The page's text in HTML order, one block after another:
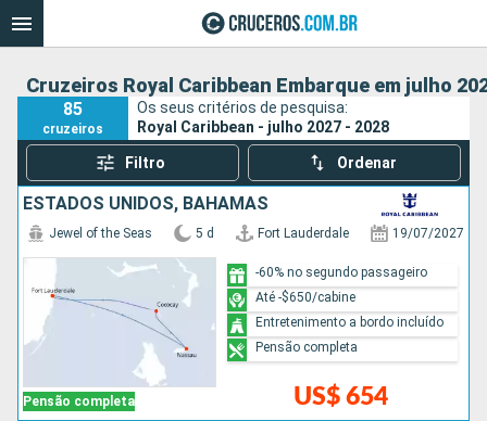
Cruzeiros Royal Caribbean Embarque em julho
85
cruzeiros
Os seus critérios de pesquisa:
Royal Caribbean - julho 2027 - 2028
Filtro Ordenar
ESTADOS UNIDOS, BAHAMAS
Pensão completa
Jewel of the Seas 5 d Fort Lauderdale 19/07/2027
US$ 654
-60% no segundo passageiro
Até -$650/cabine
Entretenimento a bordo incluído
Pensão completa